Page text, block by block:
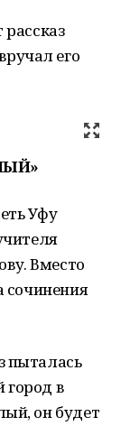
его
Уфу
Вместо
сочинения
пыталась
город в
он будет